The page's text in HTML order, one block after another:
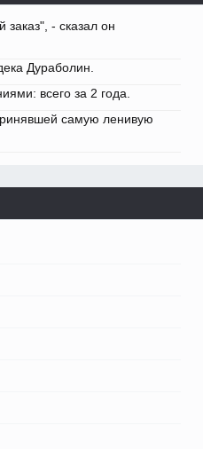
- сказал он
Дураболин.
всего за 2 года.
самую ленивую